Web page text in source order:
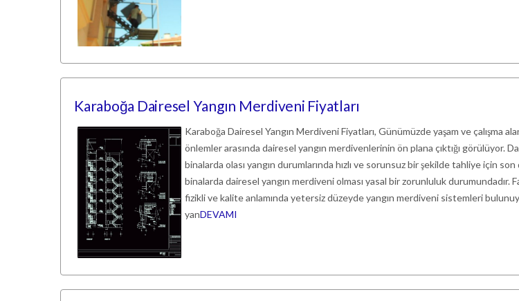
Karaboğa Dairesel Yangın Merdiveni Fiyatları
Karaboğa Dairesel Yangın Merdiveni Fiyatları, Günümüzde yaşam ve çalışma
önlemler arasında dairesel yangın merdivenlerinin ön plana çıktığı görülüyor.
binalarda olası yangın durumlarında hızlı ve sorunsuz bir şekilde tahliye için
binalarda dairesel yangın merdiveni olması yasal bir zorunluluk durumundadır.
fizikli ve kalite anlamında yetersiz düzeyde yangın merdiveni sistemleri
yanDEVAMI